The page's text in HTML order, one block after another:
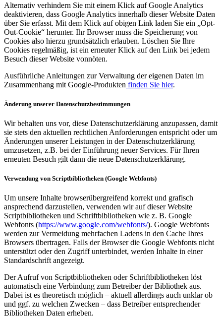
Alternativ verhindern Sie mit einem Klick auf Google Analytics
deaktivieren, dass Google Analytics innerhalb dieser Website Daten
über Sie erfasst. Mit dem Klick auf obigen Link laden Sie ein „Opt-
Out-Cookie“ herunter. Ihr Browser muss die Speicherung von
Cookies also hierzu grundsätzlich erlauben. Löschen Sie Ihre
Cookies regelmäßig, ist ein erneuter Klick auf den Link bei jedem
Besuch dieser Website vonnöten.
Ausführliche Anleitungen zur Verwaltung der eigenen Daten im
Zusammenhang mit Google-Produkten finden Sie hier.
Änderung unserer Datenschutzbestimmungen
Wir behalten uns vor, diese Datenschutzerklärung anzupassen, damit
sie stets den aktuellen rechtlichen Anforderungen entspricht oder um
Änderungen unserer Leistungen in der Datenschutzerklärung
umzusetzen, z.B. bei der Einführung neuer Services. Für Ihren
erneuten Besuch gilt dann die neue Datenschutzerklärung.
Verwendung von Scriptbibliotheken (Google Webfonts)
Um unsere Inhalte browserübergreifend korrekt und grafisch
ansprechend darzustellen, verwenden wir auf dieser Website
Scriptbibliotheken und Schriftbibliotheken wie z. B. Google
Webfonts (https://www.google.com/webfonts/). Google Webfonts
werden zur Vermeidung mehrfachen Ladens in den Cache Ihres
Browsers übertragen. Falls der Browser die Google Webfonts nicht
unterstützt oder den Zugriff unterbindet, werden Inhalte in einer
Standardschrift angezeigt.
Der Aufruf von Scriptbibliotheken oder Schriftbibliotheken löst
automatisch eine Verbindung zum Betreiber der Bibliothek aus.
Dabei ist es theoretisch möglich – aktuell allerdings auch unklar ob
und ggf. zu welchen Zwecken – dass Betreiber entsprechender
Bibliotheken Daten erheben.